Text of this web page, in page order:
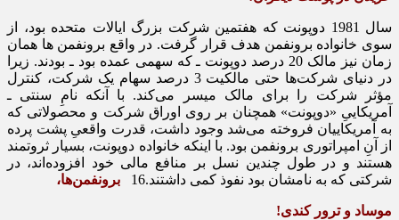
سال 1981 دوپونت که هفتمین شرکت بزرگ ایالات متحده بود، از
سوی خانواده برونفمن هدف قرار گرفت. در واقع برونفمن ‌ها همان
زمان نیز مالک 20 درصد دوپونت ـ که سهمی عمده بود ـ بودند. زیرا
در دنیای شرکت‌ها حتی مالکیت 3 درصد سهام یک شرکت، کنترل
مؤثر شرکت را برای مالک میسر می‌کند. با آنکه نامِ سنتی ـ
آمریکاییِ «دوپونت» همچنان بر روی اوراق شرکت و محصولاتی که
به آمریکاییان فروخته می‌شد وجود داشت، قدرت واقعیِ پشت پرده
از آنِ امپراتوری برونفمن بود. با اینکه خانواده دوپونت، بسیار ثروتمند
هستند و در طول چندین نسل بر منافع مالی خود افزوده‌اند، در
شرکتی که به نامشان بود نفوذ کمی داشتند.16
برونفمن‌ها،
موساد و ترور کندی!